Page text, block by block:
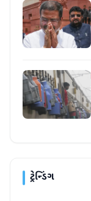
ટ્રેન્ડિંગ